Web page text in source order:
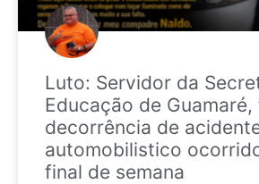
Luto: Servidor da
Educação de
decorrência de
automobilistico
final de semana